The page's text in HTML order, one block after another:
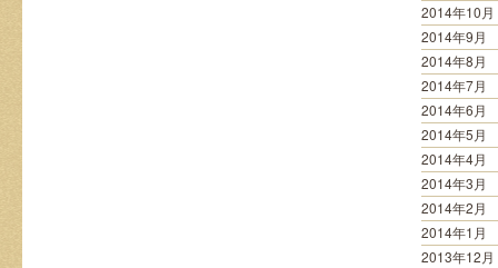
2014年10月
2014年9月
2014年8月
2014年7月
2014年6月
2014年5月
2014年4月
2014年3月
2014年2月
2014年1月
2013年12月